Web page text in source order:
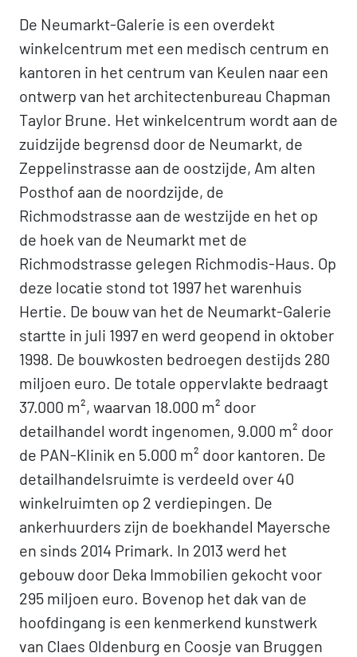
De Neumarkt-Galerie is een overdekt
winkelcentrum met een medisch centrum en
kantoren in het centrum van Keulen naar een
ontwerp van het architectenbureau Chapman
Taylor Brune. Het winkelcentrum wordt aan de
zuidzijde begrensd door de Neumarkt, de
Zeppelinstrasse aan de oostzijde, Am alten
Posthof aan de noordzijde, de
Richmodstrasse aan de westzijde en het op
de hoek van de Neumarkt met de
Richmodstrasse gelegen Richmodis-Haus. Op
deze locatie stond tot 1997 het warenhuis
Hertie. De bouw van het de Neumarkt-Galerie
startte in juli 1997 en werd geopend in oktober
1998. De bouwkosten bedroegen destijds 280
miljoen euro. De totale oppervlakte bedraagt
37.000 m², waarvan 18.000 m² door
detailhandel wordt ingenomen, 9.000 m² door
de PAN-Klinik en 5.000 m² door kantoren. De
detailhandelsruimte is verdeeld over 40
winkelruimten op 2 verdiepingen. De
ankerhuurders zijn de boekhandel Mayersche
en sinds 2014 Primark. In 2013 werd het
gebouw door Deka Immobilien gekocht voor
295 miljoen euro. Bovenop het dak van de
hoofdingang is een kenmerkend kunstwerk
van Claes Oldenburg en Coosje van Bruggen